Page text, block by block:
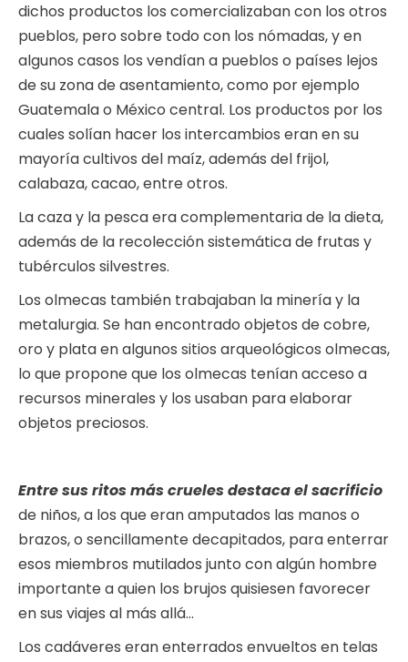
dichos productos los comercializaban con los otros
pueblos, pero sobre todo con los nómadas, y en
algunos casos los vendían a pueblos o países lejos
de su zona de asentamiento, como por ejemplo
Guatemala o México central. Los productos por los
cuales solían hacer los intercambios eran en su
mayoría cultivos del maíz, además del frijol,
calabaza, cacao, entre otros.
La caza y la pesca era complementaria de la dieta,
además de la recolección sistemática de frutas y
tubérculos silvestres.
Los olmecas también trabajaban la minería y la
metalurgia. Se han encontrado objetos de cobre,
oro y plata en algunos sitios arqueológicos olmecas,
lo que propone que los olmecas tenían acceso a
recursos minerales y los usaban para elaborar
objetos preciosos.
Entre sus ritos más crueles destaca el sacrificio
de niños, a los que eran amputados las manos o
brazos, o sencillamente decapitados, para enterrar
esos miembros mutilados junto con algún hombre
importante a quien los brujos quisiesen favorecer
en sus viajes al más allá…
Los cadáveres eran enterrados envueltos en telas